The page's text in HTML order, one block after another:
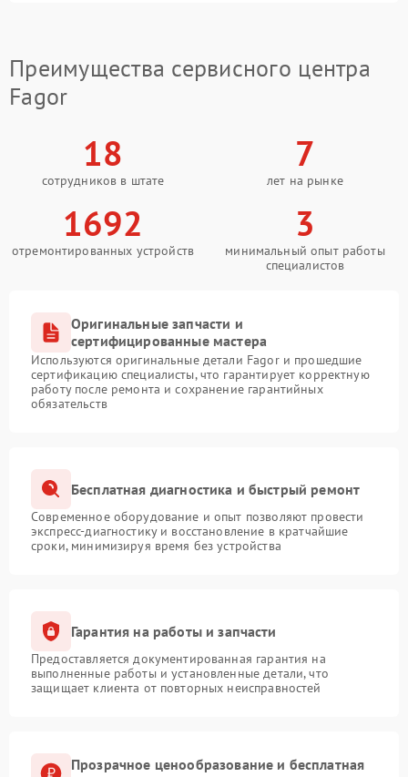
Преимущества сервисного центра
Fagor
18
сотрудников в штате
7
лет на рынке
1692
отремонтированных устройств
3
минимальный опыт работы
специалистов
Оригинальные запчасти и
сертифицированные мастера
Используются оригинальные детали Fagor и прошедшие
сертификацию специалисты, что гарантирует корректную
работу после ремонта и сохранение гарантийных
обязательств
Бесплатная диагностика и быстрый ремонт
Современное оборудование и опыт позволяют провести
экспресс-диагностику и восстановление в кратчайшие
сроки, минимизируя время без устройства
Гарантия на работы и запчасти
Предоставляется документированная гарантия на
выполненные работы и установленные детали, что
защищает клиента от повторных неисправностей
Прозрачное ценообразование и бесплатная